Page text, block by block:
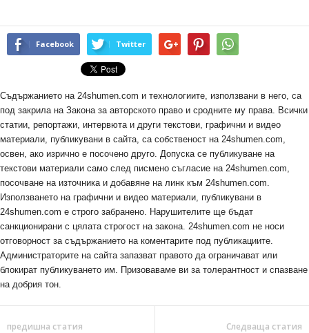
Facebook Twitter
Съдържанието на 24shumen.com и технологиите, използвани в него, са
под закрила на Закона за авторското право и сродните му права. Всички
статии, репортажи, интервюта и други текстови, графични и видео
материали, публикувани в сайта, са собственост на 24shumen.com,
освен, ако изрично е посочено друго. Допуска се публикуване на
текстови материали само след писмено съгласие на 24shumen.com,
посочване на източника и добавяне на линк към 24shumen.com.
Използването на графични и видео материали, публикувани в
24shumen.com е строго забранено. Нарушителите ще бъдат
санкционирани с цялата строгост на закона. 24shumen.com не носи
отговорност за съдържанието на коментарите под публикациите.
Администраторите на сайта запазват правото да ограничават или
блокират публикуването им. Призоваваме ви за толерантност и спазване
на добрия тон.
предишна статия Следваща статия